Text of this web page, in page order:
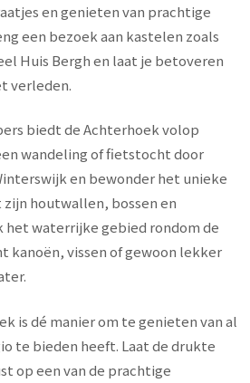
en genieten van prachtige
een bezoek aan kastelen zoals
Huis Bergh en laat je betoveren
verleden.
biedt de Achterhoek volop
wandeling of fietstocht door
en bewonder het unieke
houtwallen, bossen en
het waterrijke gebied rondom de
kanoën, vissen of gewoon lekker
is dé manier om te genieten van al
te bieden heeft. Laat de drukte
op een van de prachtige